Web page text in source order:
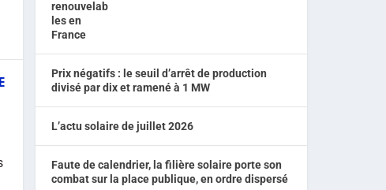
Prix négatifs : le seuil d’arrêt de production
divisé par dix et ramené à 1 MW
L’actu solaire de juillet 2026
Faute de calendrier, la filière solaire porte son
combat sur la place publique, en ordre dispersé